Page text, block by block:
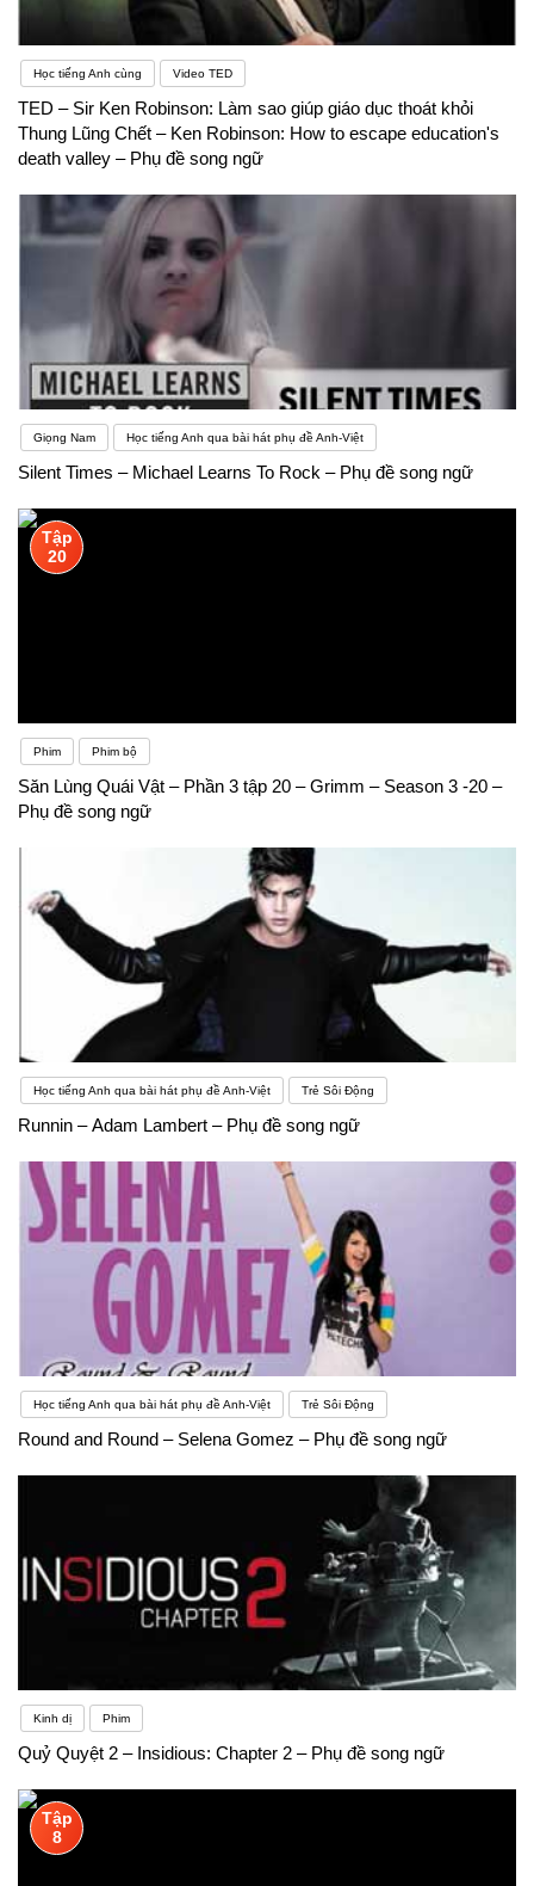
Học tiếng Anh cùng Video TED
TED – Sir Ken Robinson: Làm sao giúp giáo dục thoát khỏi
Thung Lũng Chết – Ken Robinson: How to escape education's
death valley – Phụ đề song ngữ
Giọng Nam Học tiếng Anh qua bài hát phụ đề Anh-Việt
Silent Times – Michael Learns To Rock – Phụ đề song ngữ
Tập
20
Phim Phim bộ
Săn Lùng Quái Vật – Phần 3 tập 20 – Grimm – Season 3 -20 –
Phụ đề song ngữ
Học tiếng Anh qua bài hát phụ đề Anh-Việt Trẻ Sôi Động
Runnin – Adam Lambert – Phụ đề song ngữ
Học tiếng Anh qua bài hát phụ đề Anh-Việt Trẻ Sôi Động
Round and Round – Selena Gomez – Phụ đề song ngữ
Kinh dị Phim
Quỷ Quyệt 2 – Insidious: Chapter 2 – Phụ đề song ngữ
Tập
8